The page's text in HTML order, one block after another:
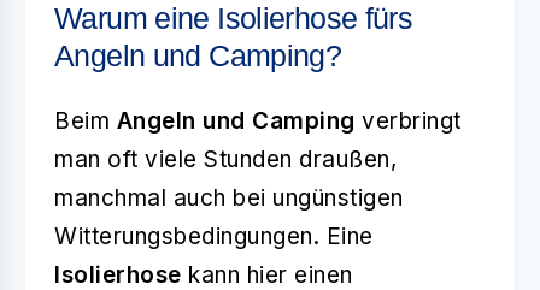
Warum eine Isolierhose fürs
Angeln und Camping?
Beim Angeln und Camping verbringt
man oft viele Stunden draußen,
manchmal auch bei ungünstigen
Witterungsbedingungen. Eine
Isolierhose kann hier einen